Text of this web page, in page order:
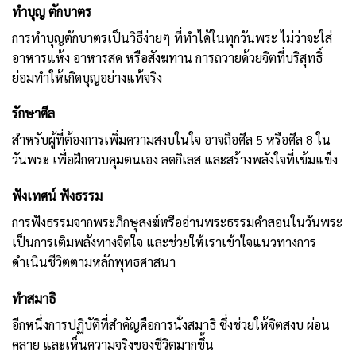
ทำบุญ ตักบาตร
การทำบุญตักบาตรเป็นวิธีง่ายๆ ที่ทำได้ในทุกวันพระ ไม่ว่าจะใส่
อาหารแห้ง อาหารสด หรือสังฆทาน การถวายด้วยจิตที่บริสุทธิ์
ย่อมทำให้เกิดบุญอย่างแท้จริง
รักษาศีล
สำหรับผู้ที่ต้องการเพิ่มความสงบในใจ อาจถือศีล 5 หรือศีล 8 ใน
วันพระ เพื่อฝึกควบคุมตนเอง ลดกิเลส และสร้างพลังใจที่เข้มแข็ง
ฟังเทศน์ ฟังธรรม
การฟังธรรมจากพระภิกษุสงฆ์หรืออ่านพระธรรมคำสอนในวันพระ
เป็นการเติมพลังทางจิตใจ และช่วยให้เราเข้าใจแนวทางการ
ดำเนินชีวิตตามหลักพุทธศาสนา
ทำสมาธิ
อีกหนึ่งการปฏิบัติที่สำคัญคือการนั่งสมาธิ ซึ่งช่วยให้จิตสงบ ผ่อน
คลาย และเห็นความจริงของชีวิตมากขึ้น